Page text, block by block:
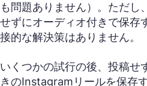
も問題ありません）。ただ
せずにオーディオ付きで保存
接的な解決策はありません。
いくつかの試行の後、投稿せ
きのInstagramリールを保存